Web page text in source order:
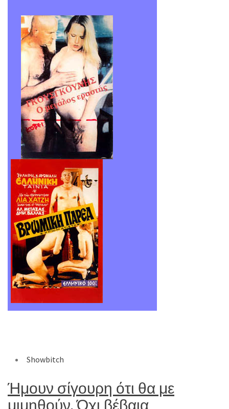
Showbitch
Ήμουν σίγουρη ότι θα με
μιμηθούν. Όχι βέβαια